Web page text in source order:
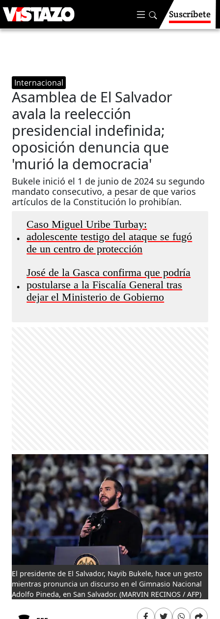
Suscríbete
Internacional
Asamblea de El Salvador
avala la reelección
presidencial indefinida;
oposición denuncia que
'murió la democracia'
Bukele inició el 1 de junio de 2024 su segundo
mandato consecutivo, a pesar de que varios
artículos de la Constitución lo prohibían.
•
Caso Miguel Uribe Turbay:
adolescente testigo del ataque se fugó
de un centro de protección
•
José de la Gasca confirma que podría
postularse a la Fiscalía General tras
dejar el Ministerio de Gobierno
El presidente de El Salvador, Nayib Bukele, hace un gesto
mientras pronuncia un discurso en el Gimnasio Nacional
Adolfo Pineda, en San Salvador. (MARVIN RECINOS / AFP)